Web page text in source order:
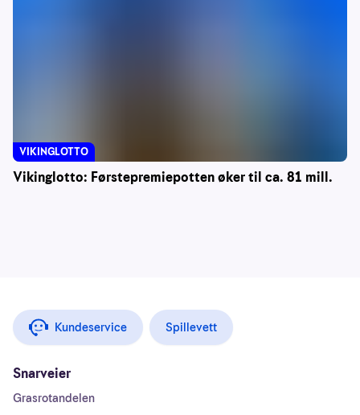
Vikinglotto: Førstepremiepotten øker til ca. 81 mill.
VIKINGLOTTO
Kundeservice Spillevett
Snarveier
Grasrotandelen